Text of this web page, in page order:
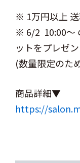
※ 1万円以上
※ 6/2 10:00～
ットをプレゼ
(数量限定のた
商品詳細▼
https://